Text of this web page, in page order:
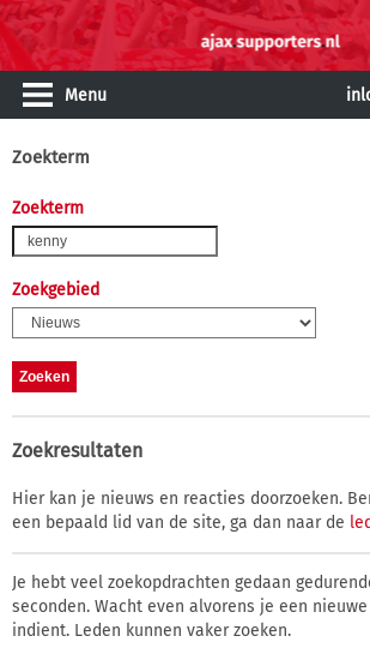
Menu
Zoekterm
Zoekterm
Zoekgebied
Zoekresultaten
Hier kan je nieuws en reacties doorzoeken.
een bepaald lid van de site, ga dan naar de
Je hebt veel zoekopdrachten gedaan
seconden. Wacht even alvorens je een
indient. Leden kunnen vaker zoeken.